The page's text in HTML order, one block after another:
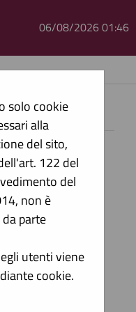
06/08/2026 01:46
solo cookie
alla
del sito,
122 del
del
non è
parte
utenti viene
cookie.